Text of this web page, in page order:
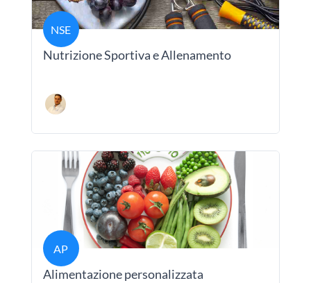
NSE
Nutrizione Sportiva e Allenamento
AP
Alimentazione personalizzata